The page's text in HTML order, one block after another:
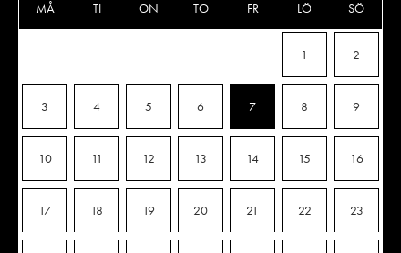
MÅ TI ON TO FR LÖ SÖ
1 2
3 4 5 6 7 8 9
10 11 12 13 14 15 16
17 18 19 20 21 22 23